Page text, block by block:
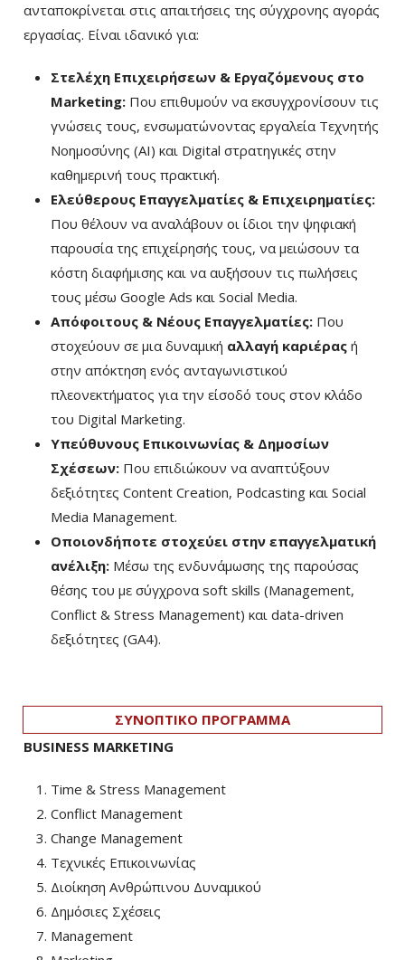
ανταποκρίνεται στις απαιτήσεις της σύγχρονης αγοράς
εργασίας. Είναι ιδανικό για:
Στελέχη Επιχειρήσεων & Εργαζόμενους στο
Marketing: Που επιθυμούν να εκσυγχρονίσουν τις
γνώσεις τους, ενσωματώνοντας εργαλεία Τεχνητής
Νοημοσύνης (AI) και Digital στρατηγικές στην
καθημερινή τους πρακτική.
Ελεύθερους Επαγγελματίες & Επιχειρηματίες:
Που θέλουν να αναλάβουν οι ίδιοι την ψηφιακή
παρουσία της επιχείρησής τους, να μειώσουν τα
κόστη διαφήμισης και να αυξήσουν τις πωλήσεις
τους μέσω Google Ads και Social Media.
Απόφοιτους & Νέους Επαγγελματίες: Που
στοχεύουν σε μια δυναμική αλλαγή καριέρας ή
στην απόκτηση ενός ανταγωνιστικού
πλεονεκτήματος για την είσοδό τους στον κλάδο
του Digital Marketing.
Υπεύθυνους Επικοινωνίας & Δημοσίων
Σχέσεων: Που επιδιώκουν να αναπτύξουν
δεξιότητες Content Creation, Podcasting και Social
Media Management.
Οποιονδήποτε στοχεύει στην επαγγελματική
ανέλιξη: Μέσω της ενδυνάμωσης της παρούσας
θέσης του με σύγχρονα soft skills (Management,
Conflict & Stress Management) και data-driven
δεξιότητες (GA4).
ΣΥΝΟΠΤΙΚΟ ΠΡΟΓΡΑΜΜΑ
BUSINESS MARKETING
Time & Stress Management
Conflict Management
Change Management
Τεχνικές Επικοινωνίας
Διοίκηση Ανθρώπινου Δυναμικού
Δημόσιες Σχέσεις
Management